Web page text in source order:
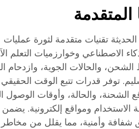
المتقدمة
تقنيات متقدمة لثورة عمليات
الاصطناعي وخوارزميات التعلم
والحالات الجوية، وازدحام
توفر قدرات تتبع الوقت الحقيقي
والحالة، وأوقات الوصول
ومواقع إلكترونية.
شفافة وأمنية، مما يقلل من مخاطر